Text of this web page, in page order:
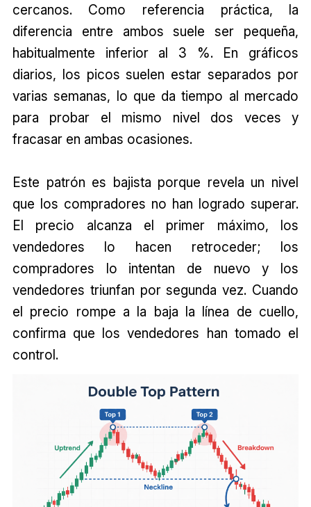
cercanos. Como referencia práctica, la
diferencia entre ambos suele ser pequeña,
habitualmente inferior al 3 %. En gráficos
diarios, los picos suelen estar separados por
varias semanas, lo que da tiempo al mercado
para probar el mismo nivel dos veces y
fracasar en ambas ocasiones.
Este patrón es bajista porque revela un nivel
que los compradores no han logrado superar.
El precio alcanza el primer máximo, los
vendedores lo hacen retroceder; los
compradores lo intentan de nuevo y los
vendedores triunfan por segunda vez. Cuando
el precio rompe a la baja la línea de cuello,
confirma que los vendedores han tomado el
control.